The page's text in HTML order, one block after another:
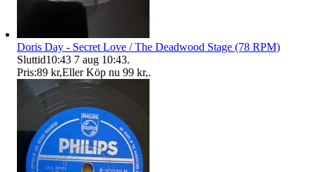
Doris Day - Secret Love / The Deadwood Stage (78 RPM)
Sluttid10:43 7 aug 10:43.
Pris:89 kr,Eller Köp nu 99 kr,.